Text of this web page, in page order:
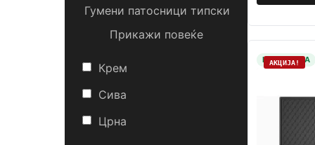
Гумени патосници типски
Прикажи повеќе
Крем
Сива
Црна
НА ЗАЛИХА
АКЦИЈА!